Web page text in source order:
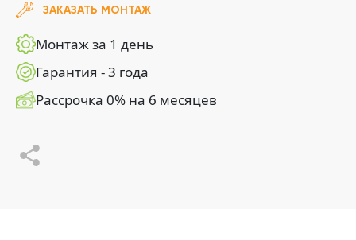
ЗАКАЗАТЬ МОНТАЖ
Монтаж за 1 день
Гарантия - 3 года
Рассрочка 0% на 6 месяцев